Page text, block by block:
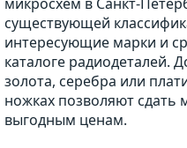
существующей
интересующие марки и
каталоге радиодеталей.
золота, серебра или
ножках позволяют сдать
выгодным ценам.